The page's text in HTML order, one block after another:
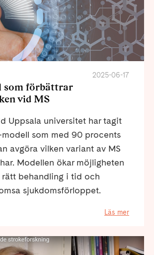
2025-06-17
som förbättrar
vid MS
Uppsala universitet har tagit
som med 90 procents
avgöra vilken variant av MS
Modellen ökar möjligheten
behandling i tid och
sjukdomsförloppet.
Läs mer